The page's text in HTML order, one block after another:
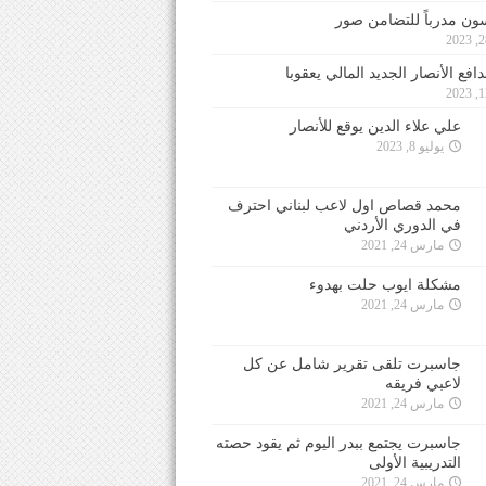
مدرباً للتضامن صور
الأنصار الجديد المالي يعقوبا
علي علاء الدين يوقع للأنصار
يوليو 8, 2023
محمد قصاص اول لاعب لبناني احترف
في الدوري الأردني
مارس 24, 2021
مشكلة ايوب حلت بهدوء
مارس 24, 2021
جاسبرت تلقى تقرير شامل عن كل
لاعبي فريقه
مارس 24, 2021
جاسبرت يجتمع ببدر اليوم ثم يقود حصته
التدريبية الأولى
مارس 24, 2021